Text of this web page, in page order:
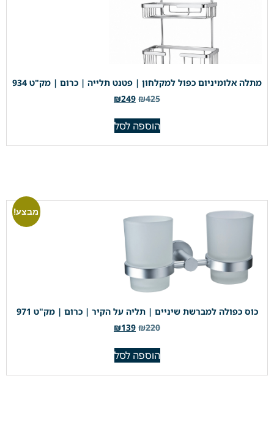
מתלה אלומיניום כפול למקלחון | פטנט תלייה | כרום | מק"ט 934
₪425
₪249
הוספה לסל
מבצע!
כוס כפולה למברשת שיניים | תליה על הקיר | כרום | מק"ט 971
₪220
₪139
הוספה לסל